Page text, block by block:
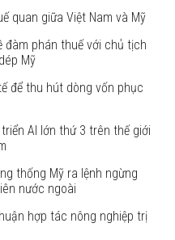
quan giữa Việt Nam và Mỹ
đàm phán thuế với chủ tịch
Mỹ
để thu hút dòng vốn phục
AI lớn thứ 3 trên thế giới
thống Mỹ ra lệnh ngừng
nước ngoài
hợp tác nông nghiệp trị